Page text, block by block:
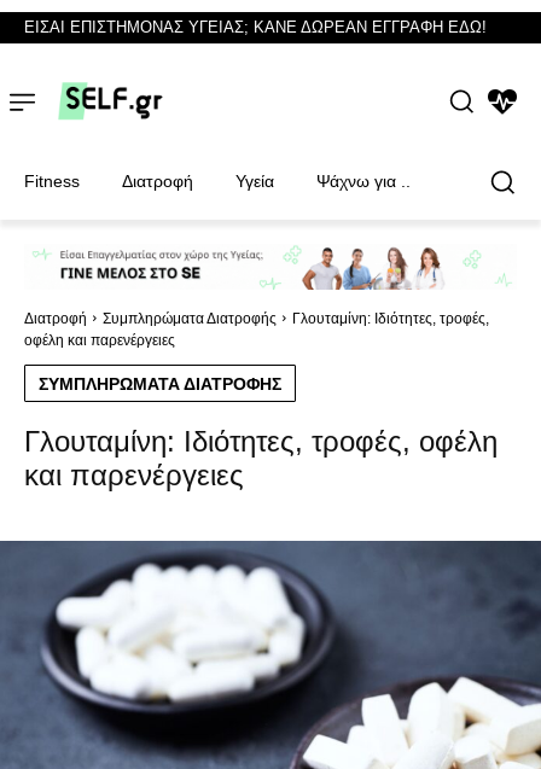
Φυσικοθεραπευτές
Φυσικοθεραπευτές
ΕΙΣΑΙ ΕΠΙΣΤΗΜΟΝΑΣ ΥΓΕΙΑΣ; ΚΑΝΕ ΔΩΡΕΑΝ ΕΓΓΡΑΦΗ ΕΔΩ!
Fitness Διατροφή Υγεία Ψάχνω για ..
Διατροφή Συμπληρώματα Διατροφής
Γλουταμίνη: Ιδιότητες, τροφές,
οφέλη και παρενέργειες
ΣΥΜΠΛΗΡΏΜΑΤΑ ΔΙΑΤΡΟΦΉΣ
Γλουταμίνη: Ιδιότητες, τροφές, οφέλη
και παρενέργειες